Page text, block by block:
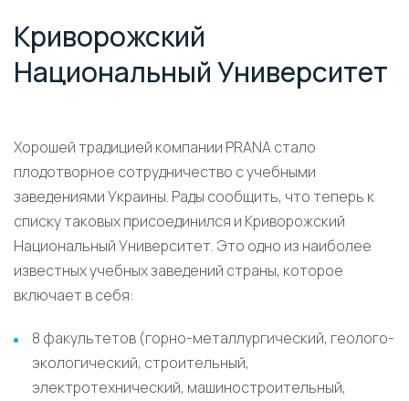
Криворожский
Национальный Университет
Хорошей традицией компании PRANA стало
плодотворное сотрудничество с учебными
заведениями Украины. Рады сообщить, что теперь к
списку таковых присоединился и Криворожский
Национальный Университет. Это одно из наиболее
известных учебных заведений страны, которое
включает в себя:
8 факультетов (горно-металлургический, геолого-
экологический, строительный,
электротехнический, машиностроительный,